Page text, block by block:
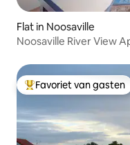
Flat in Noosaville
Noosaville River View
Topfavoriet van gasten
Favoriet van gasten